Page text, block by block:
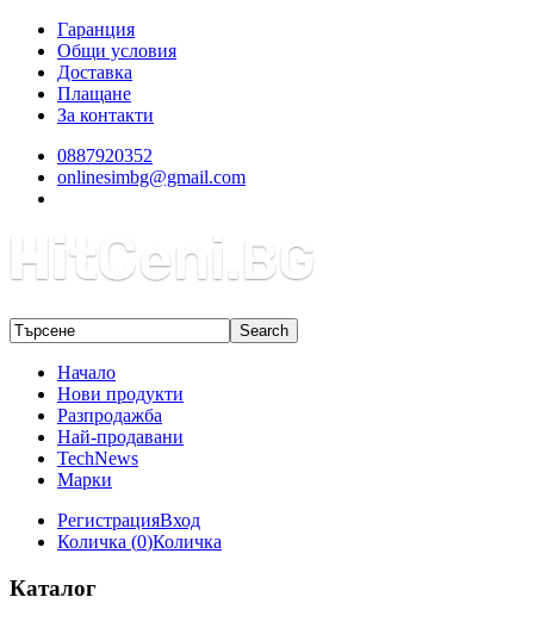
Гаранция
Общи условия
Доставка
Плащане
За контакти
0887920352
onlinesimbg@gmail.com
Начало
Нови продукти
Разпродажба
Най-продавани
TechNews
Марки
РегистрацияВход
Количка (0)Количка
Каталог